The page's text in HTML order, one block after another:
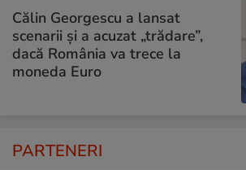
Călin Georgescu a lansat
scenarii și a acuzat „trădare”,
dacă România va trece la
moneda Euro
PARTENERI